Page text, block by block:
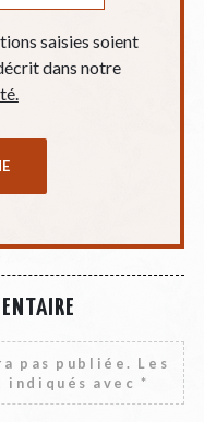
saisies soient
dans notre
pas publiée. Les
indiqués avec*